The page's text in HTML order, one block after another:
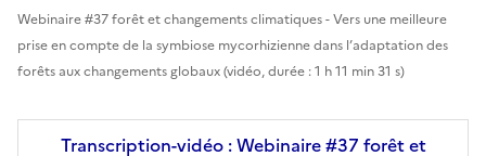
Webinaire #37 forêt et changements climatiques - Vers une meilleure
prise en compte de la symbiose mycorhizienne dans l’adaptation des
forêts aux changements globaux(vidéo, durée : 1 h 11 min 31 s)
Transcription-vidéo : Webinaire #37 forêt et